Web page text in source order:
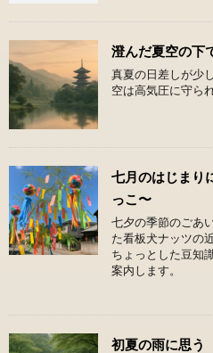
澄んだ夏空の下
真夏の日差しが少
空は高気圧に守ら
七月のはじまり
っこ〜
七夕の季節のごあ
た看板犬ナッツの
ちょっとした豆知
案内します。
初夏の雨に思う